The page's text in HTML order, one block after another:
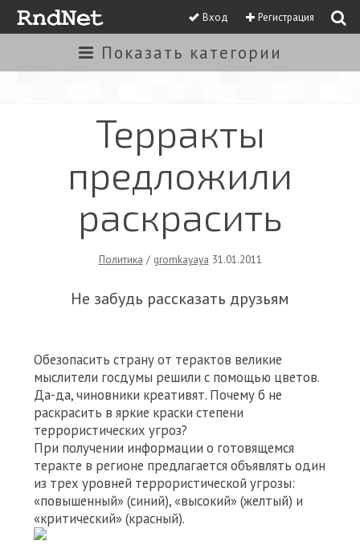
Вход Регистрация
Показать категории
Терракты
предложили
раскрасить
Политика / gromkayaya 31.01.2011
Не забудь рассказать друзьям
Обезопасить страну от терактов великие
мыслители госдумы решили с помощью цветов.
Да-да, чиновники креативят. Почему б не
раскрасить в яркие краски степени
террористических угроз?
При получении информации о готовящемся
теракте в регионе предлагается объявлять один
из трех уровней террористической угрозы:
«повышенный» (синий), «высокий» (желтый) и
«критический» (красный).